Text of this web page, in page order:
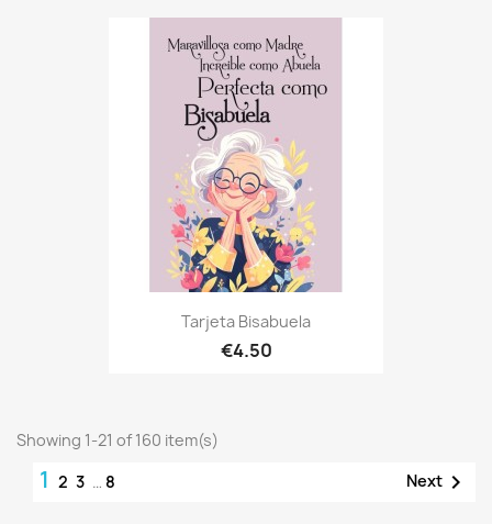
Tarjeta Bisabuela
€4.50
Showing 1-21 of 160 item(s)
1 2 3 … 8 Next 